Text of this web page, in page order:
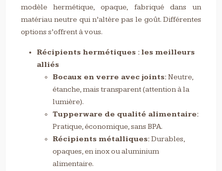
modèle hermétique, opaque, fabriqué dans un
matériau neutre qui n’altère pas le goût. Différentes
options s’offrent à vous.
Récipients hermétiques : les meilleurs
alliés
Bocaux en verre avec joints:Neutre,
étanche, mais transparent (attention à la
lumière).
Tupperware de qualité alimentaire:
Pratique, économique, sans BPA.
Récipients métalliques:Durables,
opaques, en inox ou aluminium
alimentaire.